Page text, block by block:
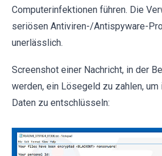
Computerinfektionen führen. Die
seriösen Antiviren-/Antispyware-
unerlässlich.
Screenshot einer Nachricht, in der
werden, ein Lösegeld zu zahlen,
Daten zu entschlüsseln: